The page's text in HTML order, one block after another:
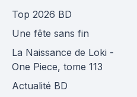
Top 2026 BD
Une fête sans fin
La Naissance de Loki -
One Piece, tome 113
Actualité BD